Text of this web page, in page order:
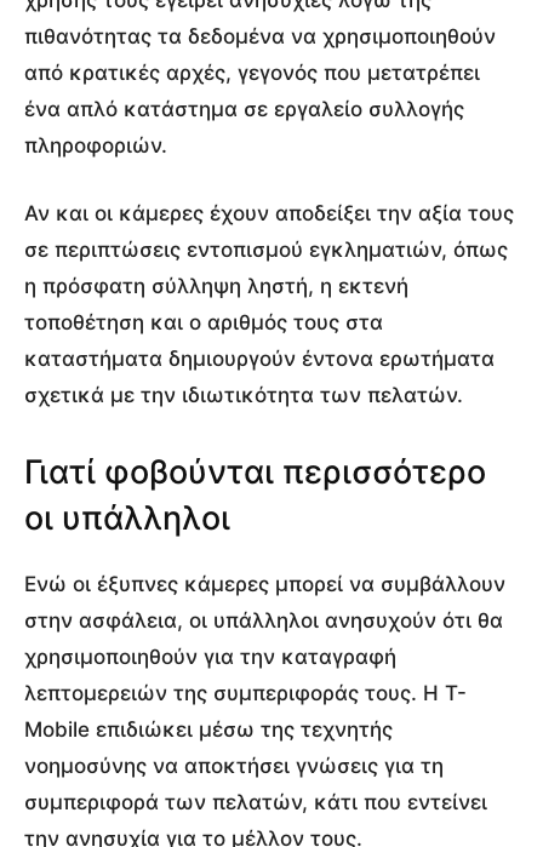
πιθανότητας τα δεδομένα να χρησιμοποιηθούν
από κρατικές αρχές, γεγονός που μετατρέπει
ένα απλό κατάστημα σε εργαλείο συλλογής
πληροφοριών.
Αν και οι κάμερες έχουν αποδείξει την αξία τους
σε περιπτώσεις εντοπισμού εγκληματιών, όπως
η πρόσφατη σύλληψη ληστή, η εκτενή
τοποθέτηση και ο αριθμός τους στα
καταστήματα δημιουργούν έντονα ερωτήματα
σχετικά με την ιδιωτικότητα των πελατών.
Γιατί φοβούνται περισσότερο
οι υπάλληλοι
Ενώ οι έξυπνες κάμερες μπορεί να συμβάλλουν
στην ασφάλεια, οι υπάλληλοι ανησυχούν ότι θα
χρησιμοποιηθούν για την καταγραφή
λεπτομερειών της συμπεριφοράς τους. Η T-
Mobile επιδιώκει μέσω της τεχνητής
νοημοσύνης να αποκτήσει γνώσεις για τη
συμπεριφορά των πελατών, κάτι που εντείνει
την ανησυχία για το μέλλον τους.